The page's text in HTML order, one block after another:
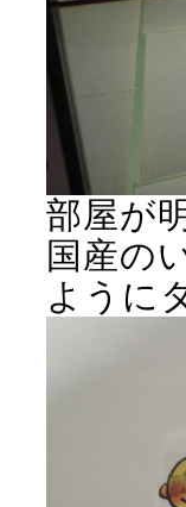
部屋が
国産の
ように